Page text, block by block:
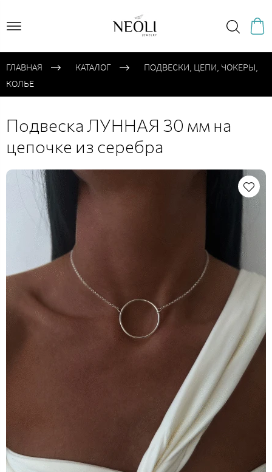
ГЛАВНАЯ КАТАЛОГ
ПОДВЕСКИ, ЦЕПИ, ЧОКЕРЫ,
КОЛЬЕ
Подвеска ЛУННАЯ 30 мм на
цепочке из серебра